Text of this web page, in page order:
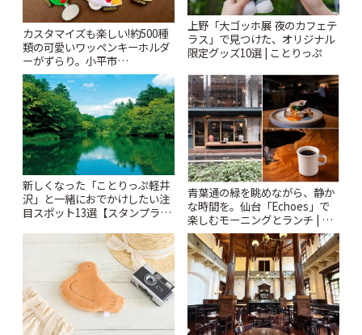
カスタマイズも楽しい!約500種
類の可愛いワッペンキーホルダ
ーがずらり。小平市
「Kimamaya T&K」 | ことりっ
ぷ
上野「大ゴッホ展 夜のカフェテ
ラス」で見つけた、オリジナル
限定グッズ10選 | ことりっぷ
新しくなった「ことりっぷ軽井
沢」と一緒におでかけしたい注
目スポット13選【スタンプラリ
青葉通の緑を眺めながら、静か
な時間を。仙台「Echoes」で
楽しむモーニングとランチ | こ
とりっぷ